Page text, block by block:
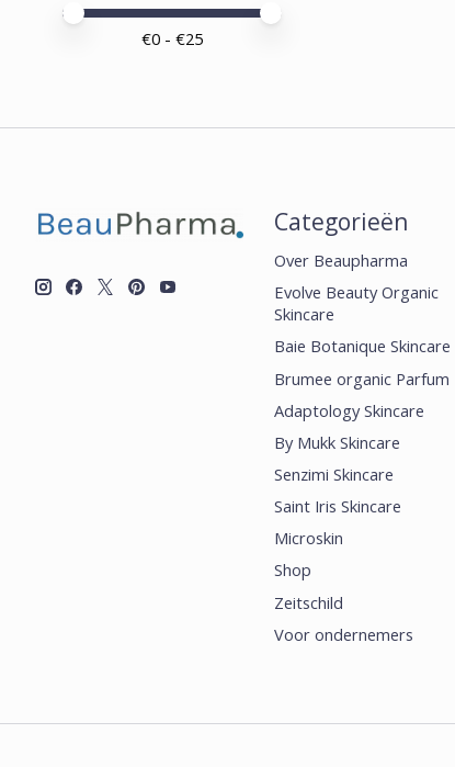
Minimale prijswaarde
Price maximum value
€0 - €25
Categorieën
Over Beaupharma
Evolve Beauty Organic
Skincare
Baie Botanique Skincare
Brumee organic Parfum
Adaptology Skincare
By Mukk Skincare
Senzimi Skincare
Saint Iris Skincare
Microskin
Shop
Zeitschild
Voor ondernemers